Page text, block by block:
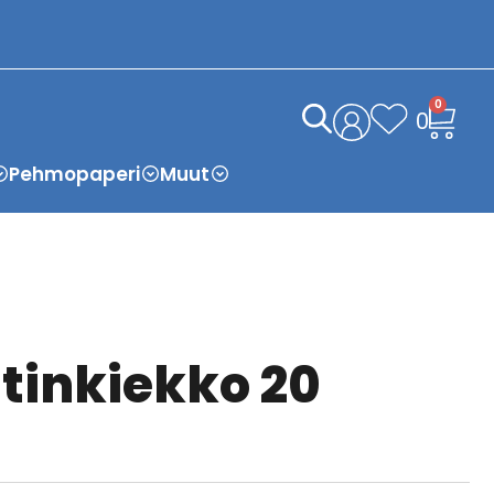
0
0
Pehmopaperi Muut
20